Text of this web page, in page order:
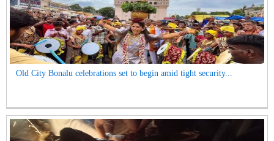
Old City Bonalu celebrations set to begin amid tight security...